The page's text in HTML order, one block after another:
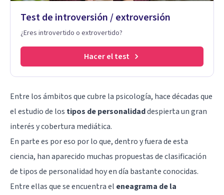
Test de introversión / extroversión
¿Eres introvertido o extrovertido?
Hacer el test
Entre losámbitos que cubre la psicología, hace décadas que
el estudio de los tipos de personalidaddespierta un gran
interés y cobertura mediática.
En parte es por eso por lo que, dentro y fuera de esta
ciencia, han aparecido muchas propuestas de clasificación
de tipos de personalidad hoy en día bastante conocidas.
Entre ellas que se encuentra el eneagrama de la